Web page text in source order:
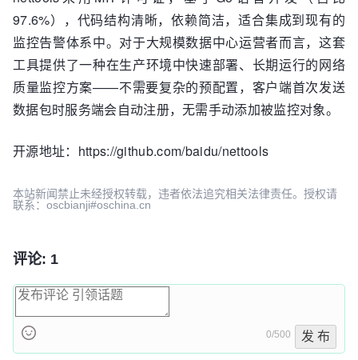
97.6%），代码结构清晰，依赖简洁，适合集成到现有的
监控告警体系中。对于大规模数据中心运营者而言，这套
工具提供了一种在生产环境中快速部署、长期运行的网络
质量监控方案——不需要复杂的预配置，客户端首次发送
数据包时服务端会自动注册，无需手动添加被监控对象。
开源地址：https://github.com/baidu/nettools
本站新闻禁止未经授权转载，违者依法追究相关法律责任。授权请
联系：oscbianji#oschina.cn
评论: 1
0/500 发 布